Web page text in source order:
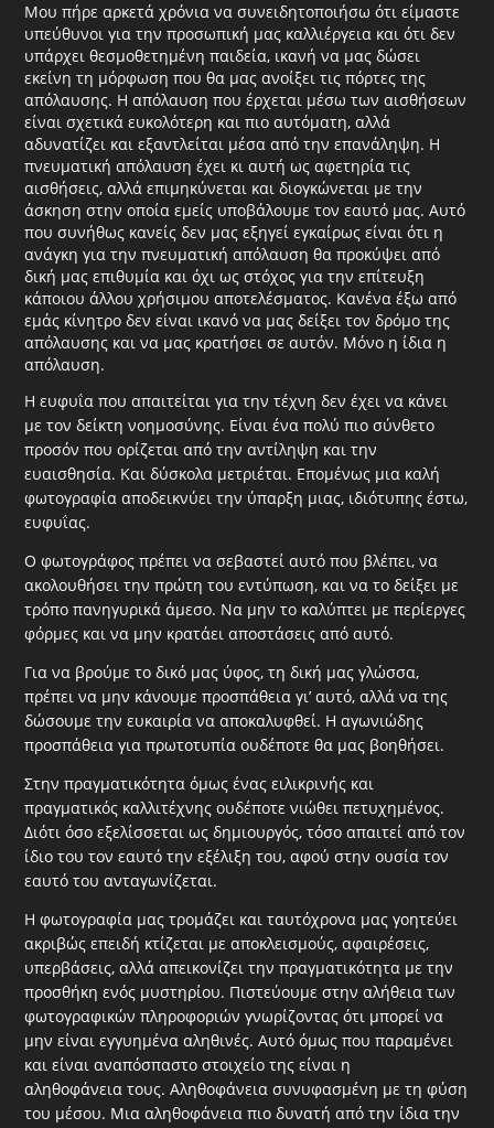
Μου πήρε αρκετά χρόνια να συνειδητοποιήσω ότι είμαστε
υπεύθυνοι για την προσωπική μας καλλιέργεια και ότι δεν
υπάρχει θεσμοθετημένη παιδεία, ικανή να μας δώσει
εκείνη τη μόρφωση που θα μας ανοίξει τις πόρτες της
απόλαυσης. Η απόλαυση που έρχεται μέσω των αισθήσεων
είναι σχετικά ευκολότερη και πιο αυτόματη, αλλά
αδυνατίζει και εξαντλείται μέσα από την επανάληψη. Η
πνευματική απόλαυση έχει κι αυτή ως αφετηρία τις
αισθήσεις, αλλά επιμηκύνεται και διογκώνεται με την
άσκηση στην οποία εμείς υποβάλουμε τον εαυτό μας. Αυτό
που συνήθως κανείς δεν μας εξηγεί εγκαίρως είναι ότι η
ανάγκη για την πνευματική απόλαυση θα προκύψει από
δική μας επιθυμία και όχι ως στόχος για την επίτευξη
κάποιου άλλου χρήσιμου αποτελέσματος. Κανένα έξω από
εμάς κίνητρο δεν είναι ικανό να μας δείξει τον δρόμο της
απόλαυσης και να μας κρατήσει σε αυτόν. Μόνο η ίδια η
απόλαυση.
Η ευφυΐα που απαιτείται για την τέχνη δεν έχει να κάνει
με τον δείκτη νοημοσύνης. Είναι ένα πολύ πιο σύνθετο
προσόν που ορίζεται από την αντίληψη και την
ευαισθησία. Και δύσκολα μετριέται. Επομένως μια καλή
φωτογραφία αποδεικνύει την ύπαρξη μιας, ιδιότυπης έστω,
ευφυΐας.
Ο φωτογράφος πρέπει να σεβαστεί αυτό που βλέπει, να
ακολουθήσει την πρώτη του εντύπωση, και να το δείξει με
τρόπο πανηγυρικά άμεσο. Να μην το καλύπτει με περίεργες
φόρμες και να μην κρατάει αποστάσεις από αυτό.
Για να βρούμε το δικό μας ύφος, τη δική μας γλώσσα,
πρέπει να μην κάνουμε προσπάθεια γι’ αυτό, αλλά να της
δώσουμε την ευκαιρία να αποκαλυφθεί. Η αγωνιώδης
προσπάθεια για πρωτοτυπία ουδέποτε θα μας βοηθήσει.
Στην πραγματικότητα όμως ένας ειλικρινής και
πραγματικός καλλιτέχνης ουδέποτε νιώθει πετυχημένος.
Διότι όσο εξελίσσεται ως δημιουργός, τόσο απαιτεί από τον
ίδιο του τον εαυτό την εξέλιξη του, αφού στην ουσία τον
εαυτό του ανταγωνίζεται.
Η φωτογραφία μας τρομάζει και ταυτόχρονα μας γοητεύει
ακριβώς επειδή κτίζεται με αποκλεισμούς, αφαιρέσεις,
υπερβάσεις, αλλά απεικονίζει την πραγματικότητα με την
προσθήκη ενός μυστηρίου. Πιστεύουμε στην αλήθεια των
φωτογραφικώνπληροφοριών γνωρίζοντας ότι μπορεί να
μην είναι εγγυημένα αληθινές. Αυτό όμως που παραμένει
και είναι αναπόσπαστο στοιχείο της είναι η
αληθοφάνειατους. Αληθοφάνεια συνυφασμένη με τη φύση
του μέσου. Μια αληθοφάνεια πιο δυνατή από την ίδια την